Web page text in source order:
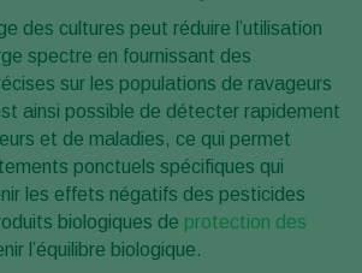
des cultures peut réduire l’utilisation
spectre en fournissant des
sur les populations de ravageurs
ainsi possible de détecter rapidement
et de maladies, ce qui permet
ponctuels spécifiques qui
les effets négatifs des pesticides
biologiques de protection des
l’équilibre biologique.